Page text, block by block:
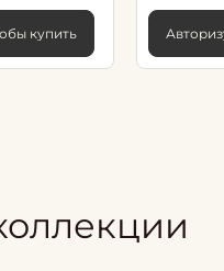
купить